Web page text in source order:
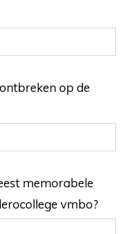
op de
memorabele
vmbo?